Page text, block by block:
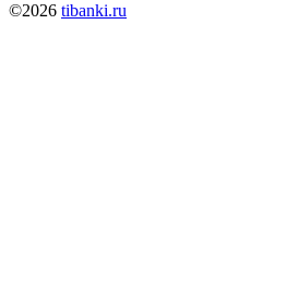
©2026 tibanki.ru